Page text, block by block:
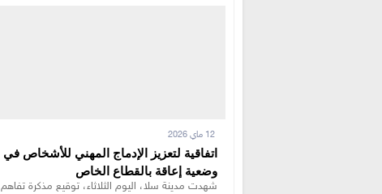
اتفاقية لتعزيز الإدماج المهني للأشخاص في
وضعية إعاقة بالقطاع الخاص
شهدت مدينة سلا، اليوم الثلاثاء، توقيع مذكرة تفاهم